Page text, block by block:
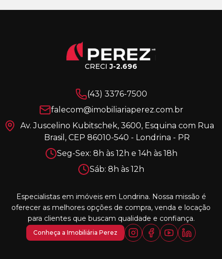
CRECIJ-2.696
(43) 3376-7500
falecom@imobiliariaperez.com.br
Av. Juscelino Kubitschek, 3600, Esquina com Rua
Brasil, CEP 86010-540 - Londrina - PR
Seg-Sex: 8h às 12h e 14h às 18h
Sáb: 8h às 12h
Especialistas em imóveis em Londrina. Nossa missão é
oferecer as melhores opções de compra, venda e locação
para clientes que buscam qualidade e confiança.
Conheça a Imobiliária Perez